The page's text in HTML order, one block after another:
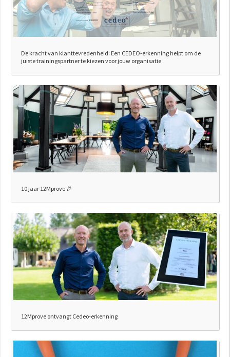
De kracht van klanttevredenheid: Een CEDEO-erkenning helpt om de
juiste trainingspartner te kiezen voor jouw organisatie
10 jaar 12Mprove 🎉
12Mprove ontvangt Cedeo-erkenning